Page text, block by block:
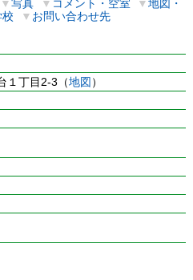
▼写真 ▼ コメント・空室 ▼地図・
▼ お問い合わせ先
１丁目2-3（地図 ）